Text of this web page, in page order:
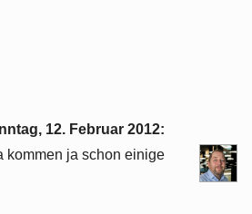
12. Februar 2012:
kommen ja schon einige